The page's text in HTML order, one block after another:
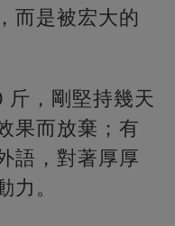
而是被宏大的
斤，剛堅持幾天
果而放棄；有
語，對著厚厚
力。